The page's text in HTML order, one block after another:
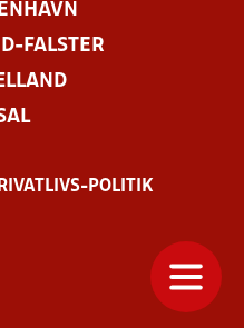
FALSTER
POLITIK